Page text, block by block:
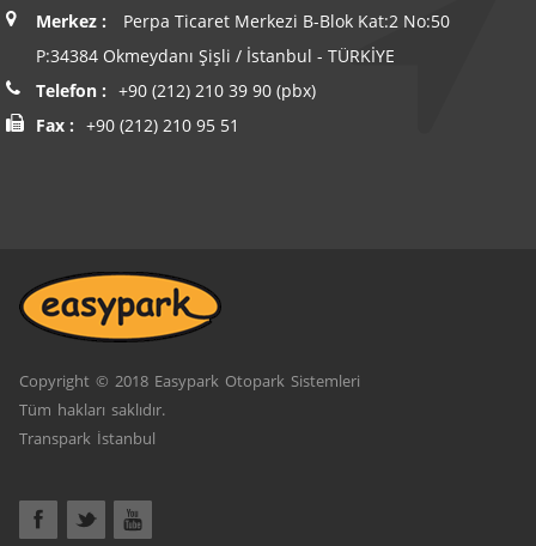
Merkez :
Perpa Ticaret Merkezi B-Blok Kat:2 No:50
P:34384 Okmeydanı Şişli / İstanbul - TÜRKİYE
Telefon : +90 (212) 210 39 90 (pbx)
Fax : +90 (212) 210 95 51
Copyright © 2018 Easypark Otopark Sistemleri
Tüm hakları saklıdır.
Transpark İstanbul